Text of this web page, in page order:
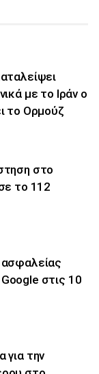
με το Ιράν ο
το Ορμούζ
στο
το 112
στις 10
για την